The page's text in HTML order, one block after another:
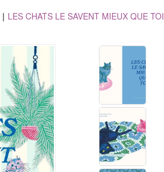
LES CHATS LE SAVENT MIEUX QUE TOI